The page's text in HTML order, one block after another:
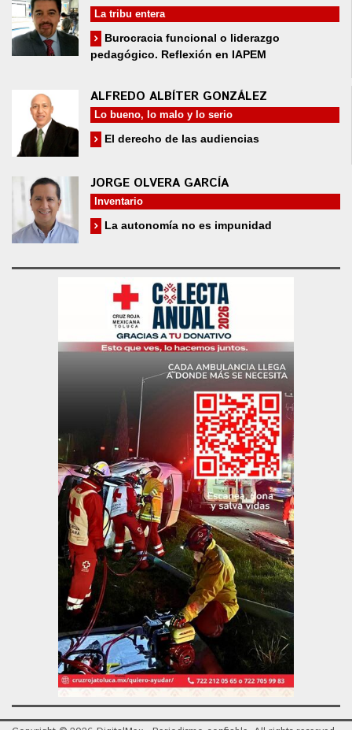
La tribu entera
Burocracia funcional o liderazgo
pedagógico. Reflexión en IAPEM
ALFREDO ALBÍTER GONZÁLEZ
Lo bueno, lo malo y lo serio
El derecho de las audiencias
JORGE OLVERA GARCÍA
Inventario
La autonomía no es impunidad